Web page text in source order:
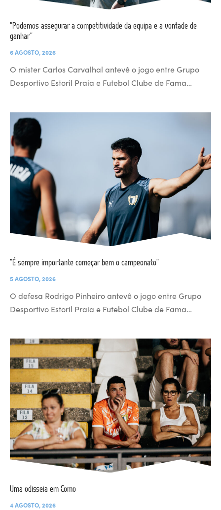
“Podemos assegurar a competitividade da equipa e a vontade de
ganhar”
6 AGOSTO, 2026
O mister Carlos Carvalhal antevê o jogo entre Grupo
Desportivo Estoril Praia e Futebol Clube de Fama…
“É sempre importante começar bem o campeonato”
5 AGOSTO, 2026
O defesa Rodrigo Pinheiro antevê o jogo entre Grupo
Desportivo Estoril Praia e Futebol Clube de Fama…
Uma odisseia em Como
4 AGOSTO, 2026